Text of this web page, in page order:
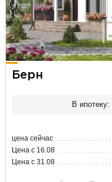
Берн
В ипотеку:
цена сейчас
Цена с 16.08
Цена с 31.08